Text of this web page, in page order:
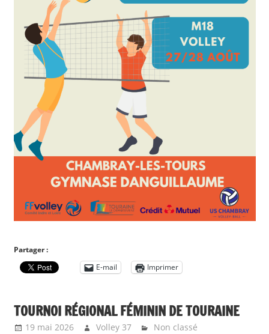
Partager :
E-mail
Imprimer
TOURNOI RÉGIONAL FÉMININ DE TOURAINE
19 mai 2026 Volley 37 Non classé